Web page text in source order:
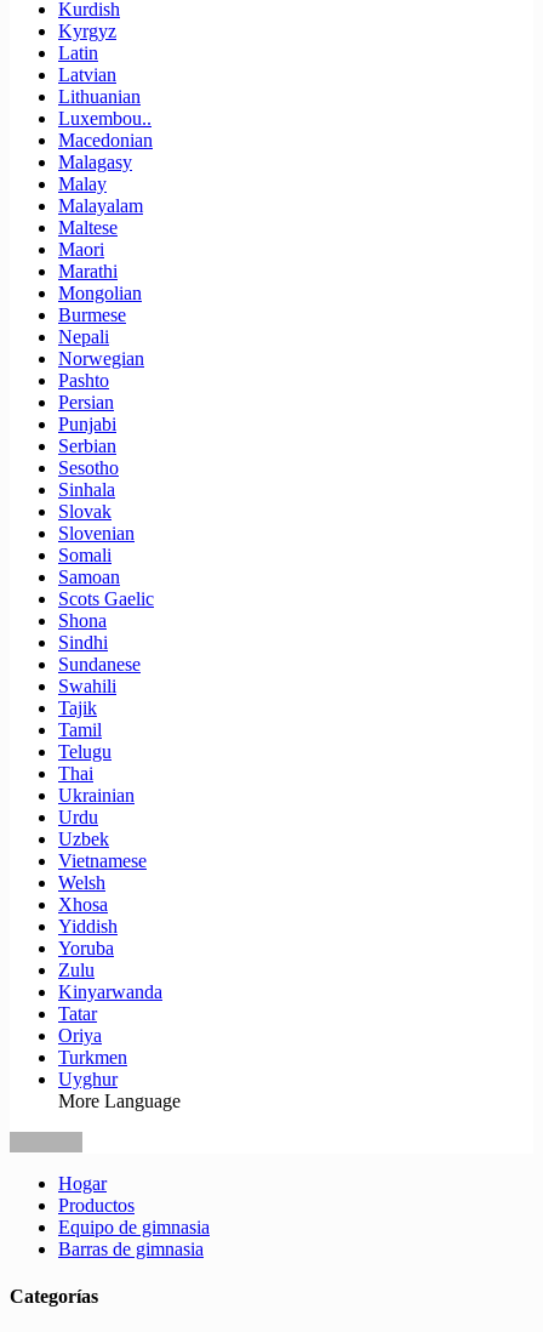
Kurdish
Kyrgyz
Latin
Latvian
Lithuanian
Luxembou..
Macedonian
Malagasy
Malay
Malayalam
Maltese
Maori
Marathi
Mongolian
Burmese
Nepali
Norwegian
Pashto
Persian
Punjabi
Serbian
Sesotho
Sinhala
Slovak
Slovenian
Somali
Samoan
Scots Gaelic
Shona
Sindhi
Sundanese
Swahili
Tajik
Tamil
Telugu
Thai
Ukrainian
Urdu
Uzbek
Vietnamese
Welsh
Xhosa
Yiddish
Yoruba
Zulu
Kinyarwanda
Tatar
Oriya
Turkmen
Uyghur
More Language
Hogar
Productos
Equipo de gimnasia
Barras de gimnasia
Categorías